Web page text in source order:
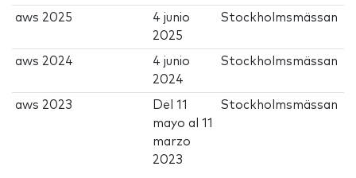
aws 2025
4 junio
2025
Stockholmsmässan
aws 2024
4 junio
2024
Stockholmsmässan
aws 2023 Del11
mayo al11
marzo
2023
Stockholmsmässan